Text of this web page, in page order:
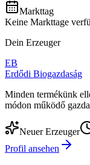
Markttag
Keine Markttage
Dein Erzeuger
EB
Erdődi Biogazdaság
Minden termékünk
módon működő
Neuer Erzeuger
Profil ansehen